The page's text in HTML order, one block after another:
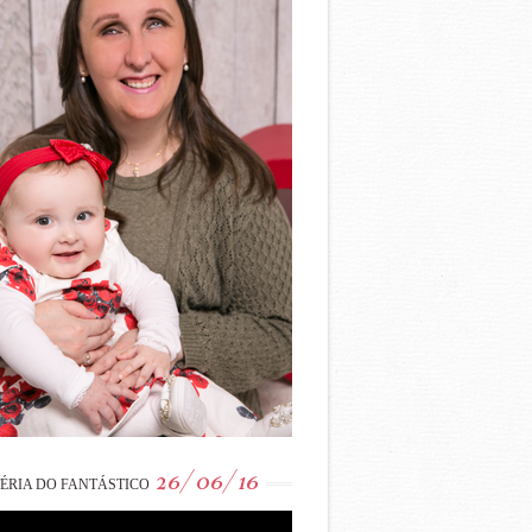
DO FANTÁSTICO 26/06/16